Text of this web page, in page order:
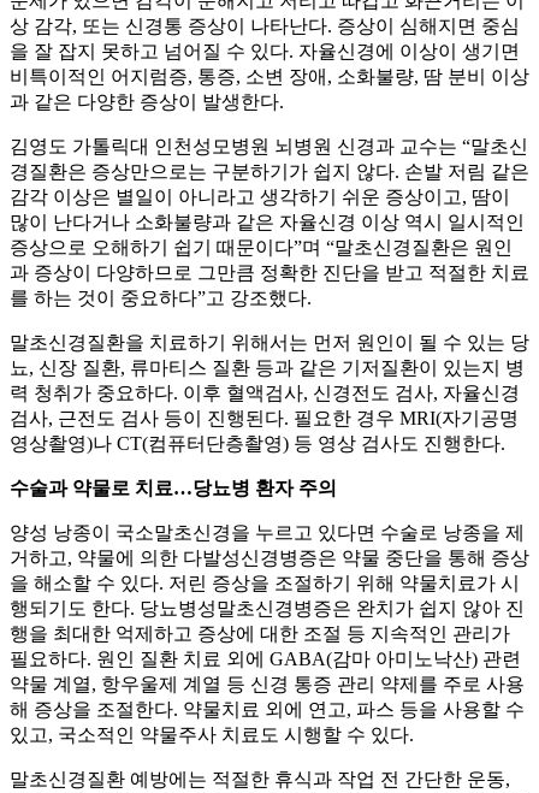
상 감각, 또는 신경통 증상이 나타난다. 증상이 심해지면 중심
을 잘 잡지 못하고 넘어질 수 있다. 자율신경에 이상이 생기면
비특이적인 어지럼증, 통증, 소변 장애, 소화불량, 땀 분비 이상
과 같은 다양한 증상이 발생한다.
김영도 가톨릭대 인천성모병원 뇌병원 신경과 교수는 “말초신
경질환은 증상만으로는 구분하기가 쉽지 않다. 손발 저림 같은
감각 이상은 별일이 아니라고 생각하기 쉬운 증상이고, 땀이
많이 난다거나 소화불량과 같은 자율신경 이상 역시 일시적인
증상으로 오해하기 쉽기 때문이다”며 “말초신경질환은 원인
과 증상이 다양하므로 그만큼 정확한 진단을 받고 적절한 치료
를 하는 것이 중요하다”고 강조했다.
말초신경질환을 치료하기 위해서는 먼저 원인이 될 수 있는 당
뇨, 신장 질환, 류마티스 질환 등과 같은 기저질환이 있는지 병
력 청취가 중요하다. 이후 혈액검사, 신경전도 검사, 자율신경
검사, 근전도 검사 등이 진행된다. 필요한 경우 MRI(자기공명
영상촬영)나 CT(컴퓨터단층촬영) 등 영상 검사도 진행한다.
수술과 약물로 치료…당뇨병 환자 주의
양성 낭종이 국소말초신경을 누르고 있다면 수술로 낭종을 제
거하고, 약물에 의한 다발성신경병증은 약물 중단을 통해 증상
을 해소할 수 있다. 저린 증상을 조절하기 위해 약물치료가 시
행되기도 한다. 당뇨병성말초신경병증은 완치가 쉽지 않아 진
행을 최대한 억제하고 증상에 대한 조절 등 지속적인 관리가
필요하다. 원인 질환 치료 외에 GABA(감마 아미노낙산) 관련
약물 계열, 항우울제 계열 등 신경 통증 관리 약제를 주로 사용
해 증상을 조절한다. 약물치료 외에 연고, 파스 등을 사용할 수
있고, 국소적인 약물주사 치료도 시행할 수 있다.
말초신경질환 예방에는 적절한 휴식과 작업 전 간단한 운동,